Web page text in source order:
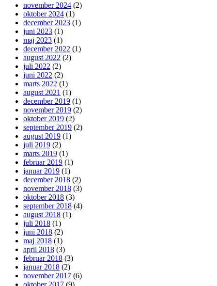
november 2024 (2)
oktober 2024 (1)
december 2023 (1)
juni 2023 (1)
maj 2023 (1)
december 2022 (1)
august 2022 (2)
juli 2022 (2)
juni 2022 (2)
marts 2022 (1)
august 2021 (1)
december 2019 (1)
november 2019 (2)
oktober 2019 (2)
september 2019 (2)
august 2019 (1)
juli 2019 (2)
marts 2019 (1)
februar 2019 (1)
januar 2019 (1)
december 2018 (2)
november 2018 (3)
oktober 2018 (3)
september 2018 (4)
august 2018 (1)
juli 2018 (1)
juni 2018 (2)
maj 2018 (1)
april 2018 (3)
februar 2018 (3)
januar 2018 (2)
november 2017 (6)
oktober 2017 (9)